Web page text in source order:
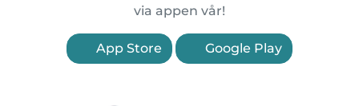
via appen vår!
App Store Google Play